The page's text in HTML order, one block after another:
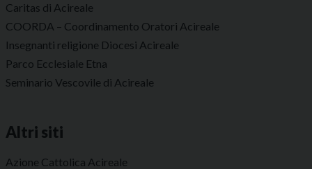
Caritas di Acireale
COORDA – Coordinamento Oratori Acireale
Insegnanti religione Diocesi Acireale
Parco Ecclesiale Etna
Seminario Vescovile di Acireale
Altri siti
Azione Cattolica Acireale